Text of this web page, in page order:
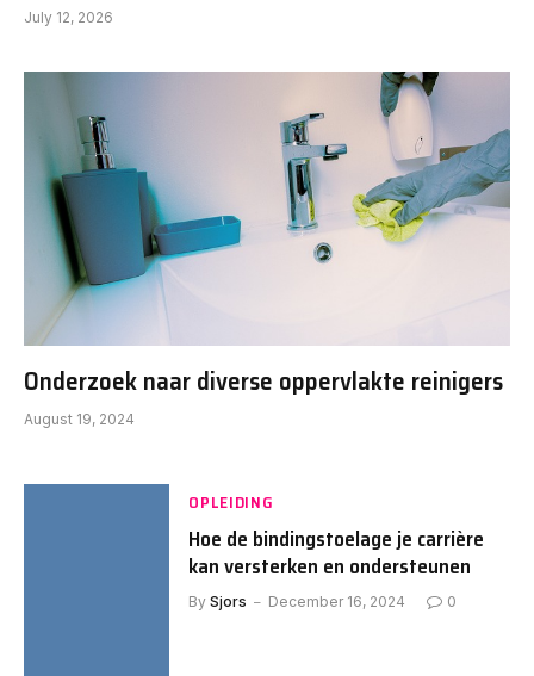
July 12, 2026
Onderzoek naar diverse oppervlakte reinigers
August 19, 2024
OPLEIDING
Hoe de bindingstoelage je carrière
kan versterken en ondersteunen
By Sjors December 16, 2024 0